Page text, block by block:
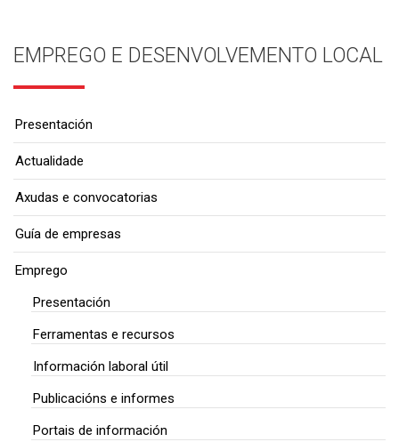
EMPREGO E DESENVOLVEMENTO LOCAL
Presentación
Actualidade
Axudas e convocatorias
Guía de empresas
Emprego
Presentación
Ferramentas e recursos
Información laboral útil
Publicacións e informes
Portais de información